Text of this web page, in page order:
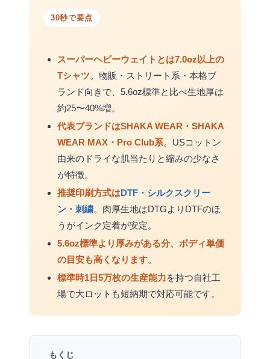
30秒で要点
スーパーヘビーウェイトとは7.0oz以上の
Tシャツ。物販・ストリート系・本格ブ
ランド向きで、5.6oz標準と比べ生地厚は
約25〜40%増。
代表ブランドはSHAKA WEAR・SHAKA
WEAR MAX・Pro Club系。USコットン
由来のドライな肌当たりと縮みの少なさ
が特徴。
推奨印刷方式はDTF・シルクスクリー
ン・刺繍。肉厚生地はDTGよりDTFのほ
うがインク定着が安定。
5.6oz標準より厚みがある分、ボディ単価
の目安も高くなります。
標準時1日5万枚の生産能力を持つ自社工
場で大ロットも短納期で対応可能です。
もくじ